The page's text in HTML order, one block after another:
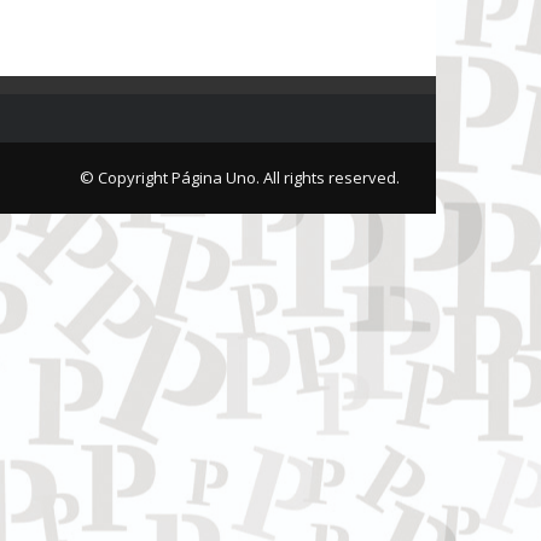
© Copyright Página Uno. All rights reserved.